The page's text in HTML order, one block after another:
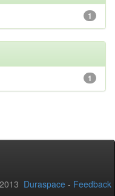
1
1
Duraspace - Feedback